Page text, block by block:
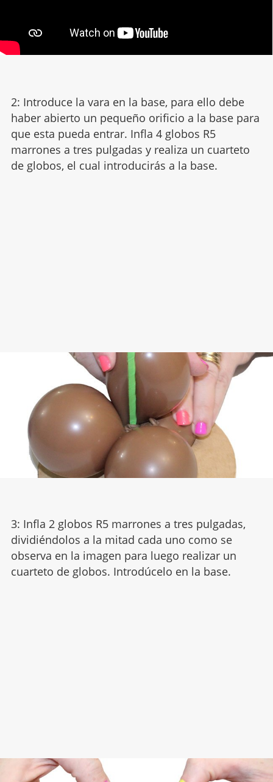
2: Introduce la vara en la base, para ello debe
haber abierto un pequeño orificio a la base para
que esta pueda entrar. Infla 4 globos R5
marrones a tres pulgadas y realiza un cuarteto
de globos, el cual introducirás a la base.
3: Infla 2 globos R5 marrones a tres pulgadas,
dividiéndolos a la mitad cada uno como se
observa en la imagen para luego realizar un
cuarteto de globos. Introdúcelo en la base.